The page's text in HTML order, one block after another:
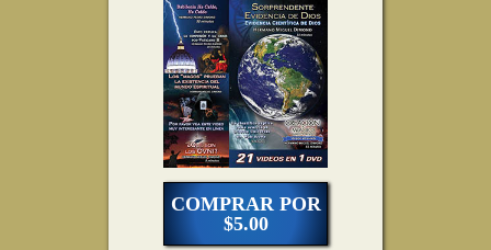
COMPRAR POR
$5.00